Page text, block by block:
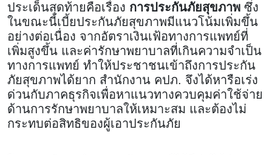
ประเด็นสุดท้ายคือเรื่อง การประกันภัยสุขภาพ ซึ่ง
ในขณะนี้เบี้ยประกันภัยสุขภาพมีแนวโน้มเพิ่มขึ้น
อย่างต่อเนื่อง จากอัตราเงินเฟ้อทางการแพทย์ที่
เพิ่มสูงขึ้น และค่ารักษาพยาบาลที่เกินความจำเป็น
ทางการแพทย์ ทำให้ประชาชนเข้าถึงการประกัน
ภัยสุขภาพได้ยาก สำนักงาน คปภ. จึงได้หารือเร่ง
ด่วนกับภาคธุรกิจเพื่อหาแนวทางควบคุมค่าใช้จ่าย
ด้านการรักษาพยาบาลให้เหมาะสม และต้องไม่
กระทบต่อสิทธิของผู้เอาประกันภัย